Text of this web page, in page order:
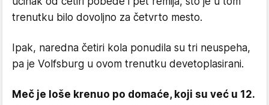
trenutku bilo dovoljno za četvrto mesto.
Ipak, naredna četiri kola ponudila su tri neuspeha,
pa je Volfsburg u ovom trenutku devetoplasirani.
Meč je loše krenuo po domaće, koji su već u 12.